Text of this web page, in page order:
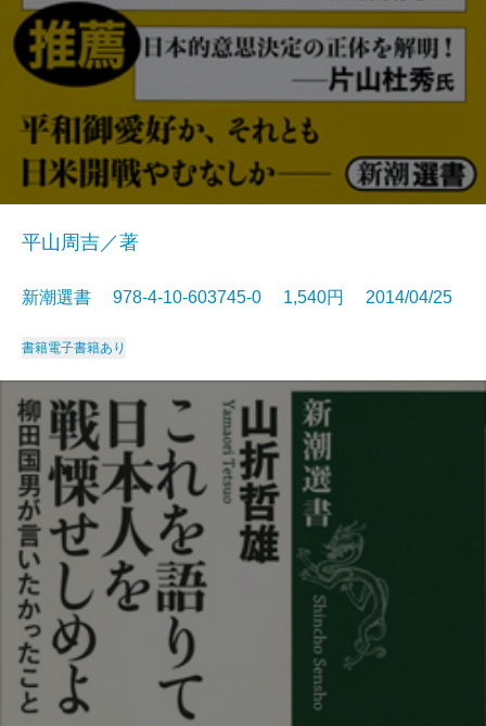
平山周吉／著
新潮選書 978-4-10-603745-0 1,540円 2014/04/25
書籍電子書籍あり